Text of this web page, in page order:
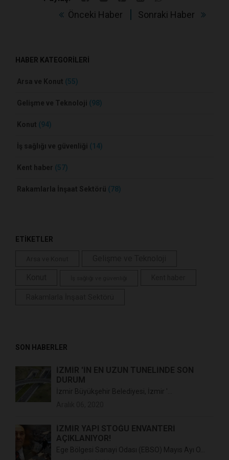
Önceki Haber Sonraki Haber
HABER KATEGORİLERİ
Arsa ve Konut (55)
Gelişme ve Teknoloji (98)
Konut (94)
İş sağlığı ve güvenliği (14)
Kent haber (57)
Rakamlarla İnşaat Sektörü (78)
ETİKETLER
SON HABERLER
İZMİR 'İN EN UZUN TÜNELİNDE SON
DURUM
İzmir Büyükşehir Belediyesi, İzmir '...
İZMİR YAPI STOĞU ENVANTERİ
AÇIKLANIYOR!
Ege Bölgesi Sanayi Odası (EBSO) Mayıs Ayı O...